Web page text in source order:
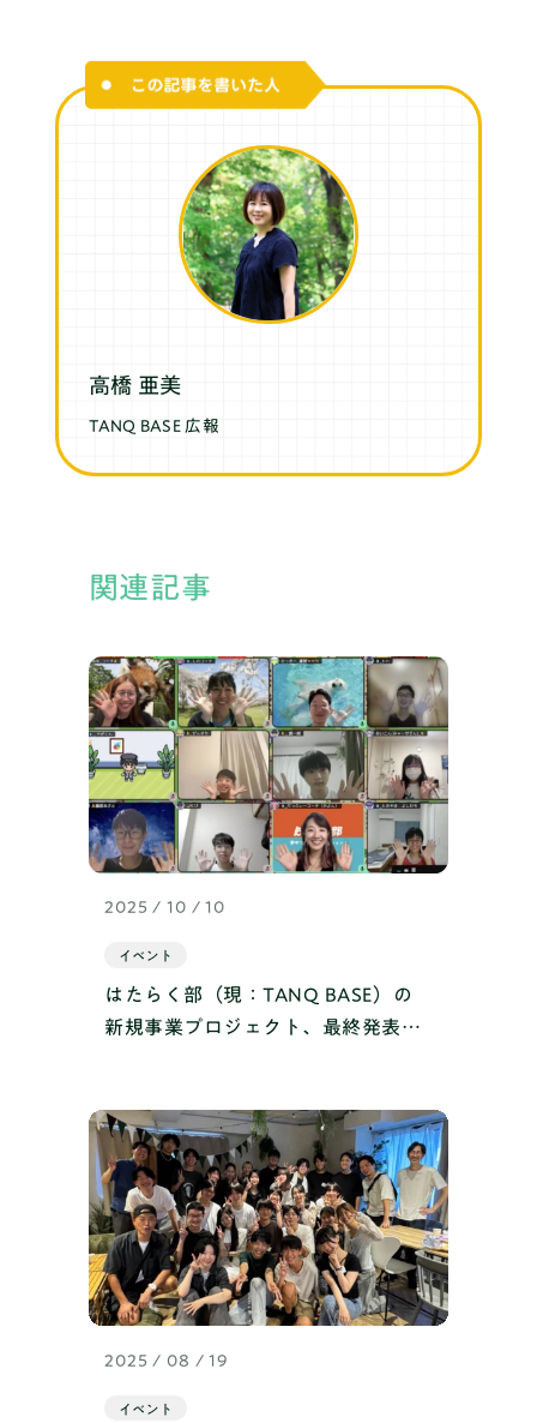
高橋 亜美
TANQ BASE 広報
関連記事
2025 / 10 / 10
イベント
はたらく部（現：TANQ BASE）の
新規事業プロジェクト、最終発表実
2025 / 08 / 19
イベント